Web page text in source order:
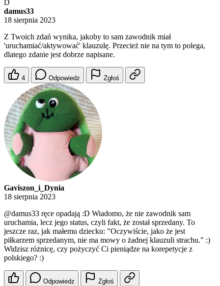
D
damus33
18 sierpnia 2023
Z Twoich zdań wynika, jakoby to sam zawodnik miał
'uruchamiać/aktywować' klauzulę. Przecież nie na tym to polega,
dlatego zdanie jest dobrze napisane.
4 Odpowiedz Zgłoś
Gaviszon_i_Dynia
18 sierpnia 2023
@damus33 ręce opadają :D Wiadomo, że nie zawodnik sam
uruchamia, lecz jego status, czyli fakt, że został sprzedany. To
jeszcze raz, jak małemu dziecku: "Oczywiście, jako że jest
piłkarzem sprzedanym, nie ma mowy o żadnej klauzuli strachu." :)
Widzisz różnicę, czy pożyczyć Ci pieniądze na korepetycje z
polskiego? :)
Odpowiedz Zgłoś